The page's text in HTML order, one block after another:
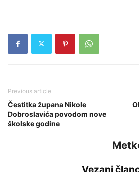
Previous article
Čestitka župana Nikole
Dobroslavića povodom nove
školske godine
Vezani